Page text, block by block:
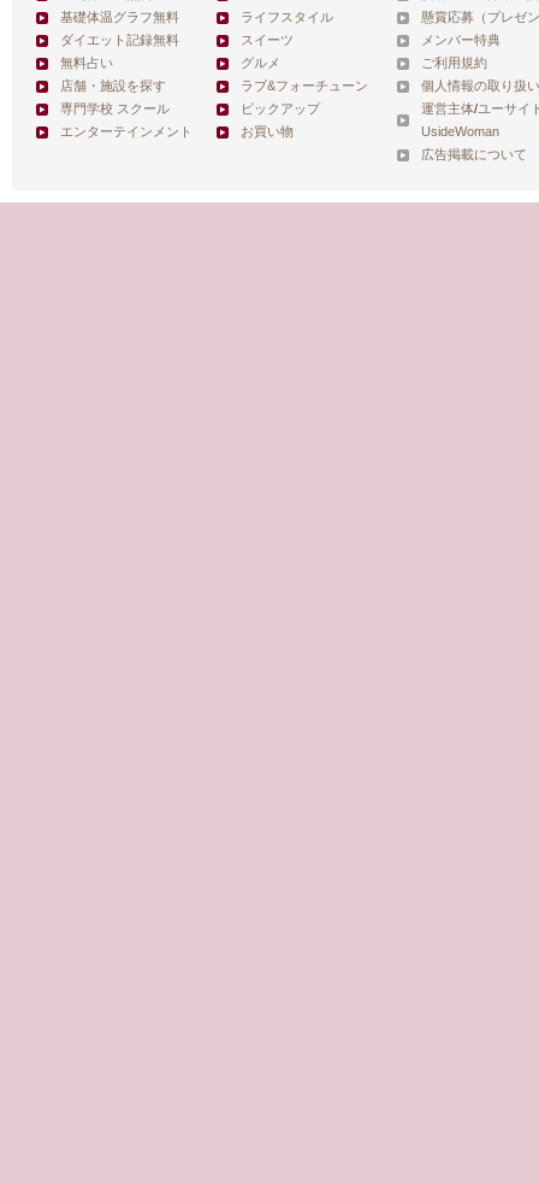
基礎体温グラフ無料
ダイエット記録無料
無料占い
店舗・施設を探す
専門学校 スクール
エンターテインメント
ライフスタイル
スイーツ
グルメ
ラブ&フォーチューン
ピックアップ
お買い物
懸賞応募（プレゼ
メンバー特典
ご利用規約
個人情報の取り扱
運営主体/ユーサイ
UsideWoman
広告掲載について